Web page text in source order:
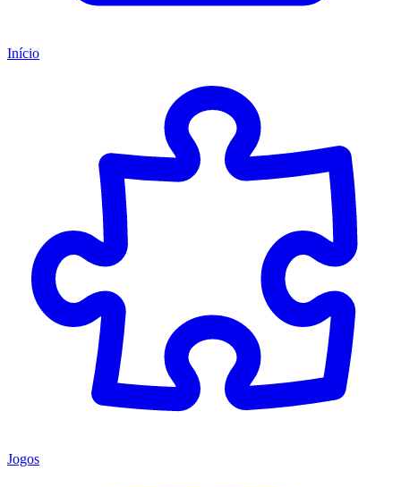
Início
Jogos